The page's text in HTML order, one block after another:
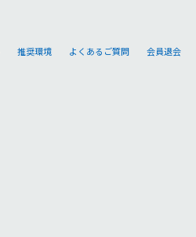
推奨環境 よくあるご質問 会員退会